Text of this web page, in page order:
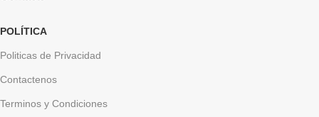
POLÍTICA
Politicas de Privacidad
Contactenos
Terminos y Condiciones